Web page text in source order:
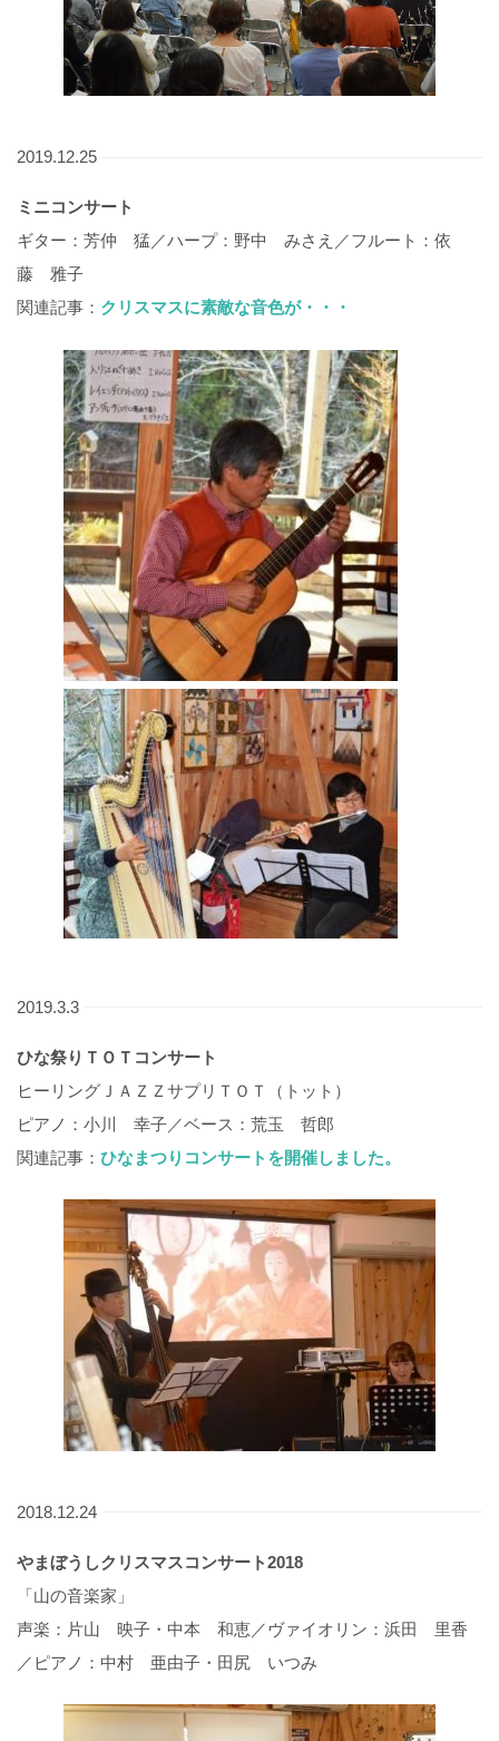
2019.12.25
ミニコンサート
ギター：芳仲 猛／ハープ：野中 みさえ／フルート：依
藤 雅子
関連記事： クリスマスに素敵な音色が・・・
2019.3.3
ひな祭りＴＯＴコンサート
ヒーリングＪＡＺＺサプリＴＯＴ（トット）
ピアノ：小川 幸子／ベース：荒玉 哲郎
関連記事： ひなまつりコンサートを開催しました。
2018.12.24
やまぼうしクリスマスコンサート2018
「山の音楽家」
声楽：片山 映子・中本 和恵／ヴァイオリン：浜田 里香
／ピアノ：中村 亜由子・田尻 いつみ